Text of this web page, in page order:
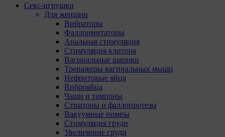
Секс-игрушки
Для женщин
Вибраторы
Фаллоимитаторы
Анальная стимуляция
Стимуляция клитора
Вагинальные шарики
Тренажеры вагинальных мышц
Нефритовые яйца
Виброяйца
Чаши и тампоны
Страпоны и фаллопротезы
Вакуумные помпы
Стимуляция груди
Увеличение груди